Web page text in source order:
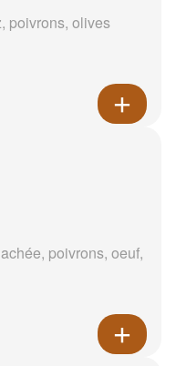
poivrons, olives
poivrons, oeuf,